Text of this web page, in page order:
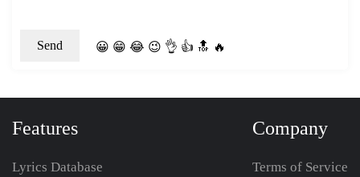
😀 😁 😂 😉 👌 👍 🔝 🔥
Features
Lyrics Database
Company
Terms of Service